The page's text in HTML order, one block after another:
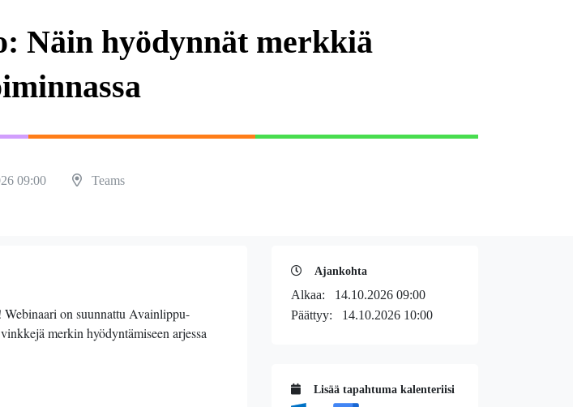
Näin hyödynnät merkkiä
09:00 Teams
on suunnattu Avainlippu-
merkin hyödyntämiseen arjessa
Ajankohta
Alkaa: 14.10.2026 09:00
Päättyy: 14.10.2026 10:00
Lisää tapahtuma kalenteriisi